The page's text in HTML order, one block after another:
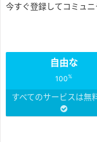
今すぐ登録してコミュニ
自由な
100%
すべてのサービスは無